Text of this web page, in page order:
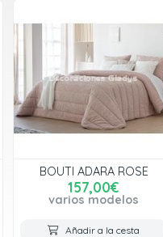
BOUTI VENUS PERLA
66,20€
varios modelos
Añadir a la cesta